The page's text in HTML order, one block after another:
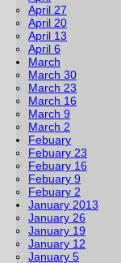
April 27
April 20
April 13
April 6
March
March 30
March 23
March 16
March 9
March 2
Febuary
Febuary 23
Febuary 16
Febuary 9
Febuary 2
January 2013
January 26
January 19
January 12
January 5